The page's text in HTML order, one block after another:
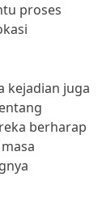
proses
kejadian juga
berharap